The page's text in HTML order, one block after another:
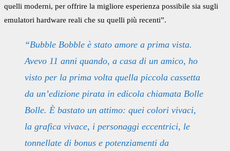
quelli moderni, per offrire la migliore esperienza possibile sia sugli
emulatori hardware reali che su quelli più recenti”.
“Bubble Bobble è stato amore a prima vista.
Avevo 11 anni quando, a casa di un amico, ho
visto per la prima volta quella piccola cassetta
da un’edizione pirata in edicola chiamata Bolle
Bolle. È bastato un attimo: quei colori vivaci,
la grafica vivace, i personaggi eccentrici, le
tonnellate di bonus e potenziamenti da